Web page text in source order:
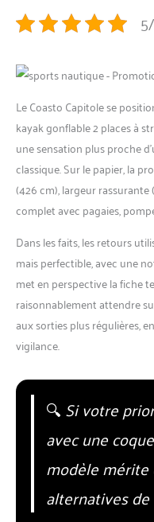
Le Coasto Capitole se
kayak gonflable 2 places à
une sensation plus proche
classique. Sur le papier, la
(426 cm), largeur
complet avec pagaies,
Dans les faits, les retours
mais perfectible, avec une
met en perspective la fiche
raisonnablement attendre
aux sorties plus régulières,
vigilance.
🔍Si votre
avec une
modèle mérite
alternatives